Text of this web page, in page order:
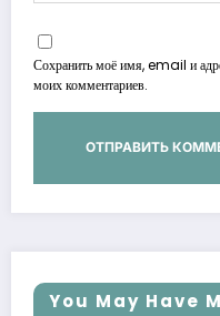
Сохранить моё имя, email и
моих комментариев.
You May Have